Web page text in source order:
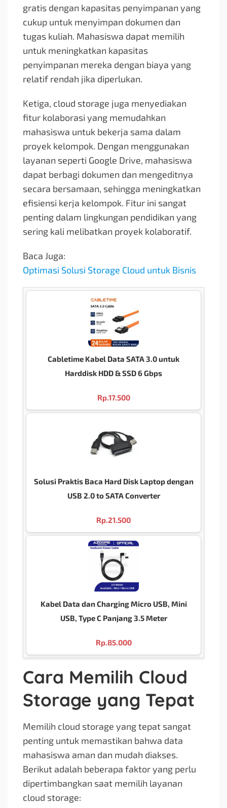
gratis dengan kapasitas penyimpanan yang
cukup untuk menyimpan dokumen dan
tugas kuliah. Mahasiswa dapat memilih
untuk meningkatkan kapasitas
penyimpanan mereka dengan biaya yang
relatif rendah jika diperlukan.
Ketiga, cloud storage juga menyediakan
fitur kolaborasi yang memudahkan
mahasiswa untuk bekerja sama dalam
proyek kelompok. Dengan menggunakan
layanan seperti Google Drive, mahasiswa
dapat berbagi dokumen dan mengeditnya
secara bersamaan, sehingga meningkatkan
efisiensi kerja kelompok. Fitur ini sangat
penting dalam lingkungan pendidikan yang
sering kali melibatkan proyek kolaboratif.
Baca Juga:
Optimasi Solusi Storage Cloud untuk Bisnis
Cabletime Kabel Data SATA 3.0 untuk
Harddisk HDD & SSD 6 Gbps
Rp.17.500
Solusi Praktis Baca Hard Disk Laptop dengan
USB 2.0 to SATA Converter
Rp.21.500
Kabel Data dan Charging Micro USB, Mini
USB, Type C Panjang 3.5 Meter
Rp.85.000
Cara Memilih Cloud
Storage yang Tepat
Memilih cloud storage yang tepat sangat
penting untuk memastikan bahwa data
mahasiswa aman dan mudah diakses.
Berikut adalah beberapa faktor yang perlu
dipertimbangkan saat memilih layanan
cloud storage: